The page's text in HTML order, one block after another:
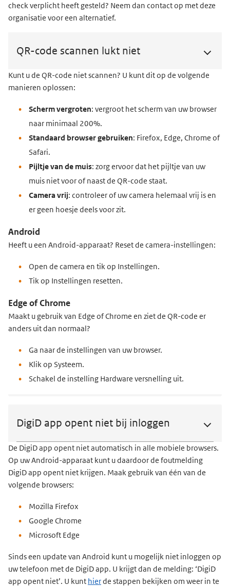
check verplicht heeft gesteld? Neem dan contact op met deze
organisatie voor een alternatief.
QR-code scannen lukt niet
Kunt u de QR-code niet scannen? U kunt dit op de volgende
manieren oplossen:
Scherm vergroten: vergroot het scherm van uw browser
naar minimaal 200%.
Standaard browser gebruiken: Firefox, Edge, Chrome of
Safari.
Pijltje van de muis: zorg ervoor dat het pijltje van uw
muis niet voor of naast de QR-code staat.
Camera vrij: controleer of uw camera helemaal vrij is en
er geen hoesje deels voor zit.
Android
Heeft u een Android-apparaat? Reset de camera-instellingen:
Open de camera en tik op Instellingen.
Tik op Instellingen resetten.
Edge of Chrome
Maakt u gebruik van Edge of Chrome en ziet de QR-code er
anders uit dan normaal?
Ga naar de instellingen van uw browser.
Klik op Systeem.
Schakel de instelling Hardware versnelling uit.
DigiD app opent niet bij inloggen
De DigiD app opent niet automatisch in alle mobiele browsers.
Op uw Android-apparaat kunt u daardoor de foutmelding
DigiD app opent niet krijgen. Maak gebruik van één van de
volgende browsers:
Mozilla Firefox
Google Chrome
Microsoft Edge
Sinds een update van Android kunt u mogelijk niet inloggen op
uw telefoon met de DigiD app. U krijgt dan de melding: ‘DigiD
app opent niet’. U kunt hierde stappen bekijken om weer in te